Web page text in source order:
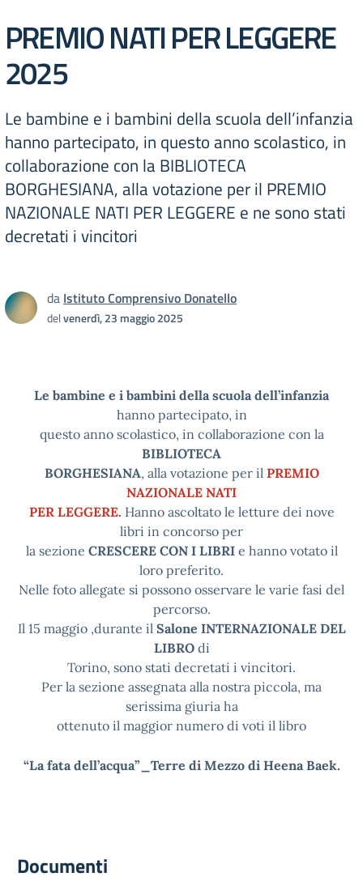
PREMIO NATI PER LEGGERE
2025
Le bambine e i bambini della scuola dell’infanzia
hanno partecipato, in questo anno scolastico, in
collaborazione con la BIBLIOTECA
BORGHESIANA, alla votazione per il PREMIO
NAZIONALE NATI PER LEGGERE e ne sono stati
decretati i vincitori
da Istituto Comprensivo Donatello
delvenerdì, 23 maggio 2025
Le bambine e i bambini della scuola dell’infanzia
hanno partecipato, in
questo anno scolastico, in collaborazione con la
BIBLIOTECA
BORGHESIANA, alla votazione per il PREMIO
NAZIONALE NATI
PER LEGGERE. Hanno ascoltato le letture dei nove
libri in concorso per
la sezione CRESCERE CON I LIBRIe hanno votato il
loro preferito.
Nelle foto allegate si possono osservare le varie fasi del
percorso.
Il 15 maggio ,durante il Salone INTERNAZIONALE DEL
LIBROdi
Torino, sono stati decretati i vincitori.
Per la sezione assegnata alla nostra piccola, ma
serissima giuria ha
ottenuto il maggior numero di voti il libro
“La fata dell’acqua”_Terre di Mezzo di Heena Baek.
Documenti